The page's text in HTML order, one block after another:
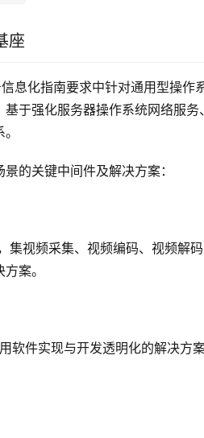
座
息化指南要求中针对通用型操
于强化服务器操作系统网络服
的关键中间件及解决方案：
集视频采集、视频编码、视频解
案。
软件实现与开发透明化的解决